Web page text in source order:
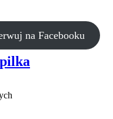
na Facebooku